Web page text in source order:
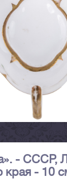
- СССР,
края - 10